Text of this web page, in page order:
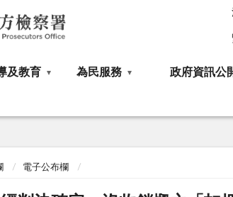
及教育 為民服務 政府資訊公
電子公布欄